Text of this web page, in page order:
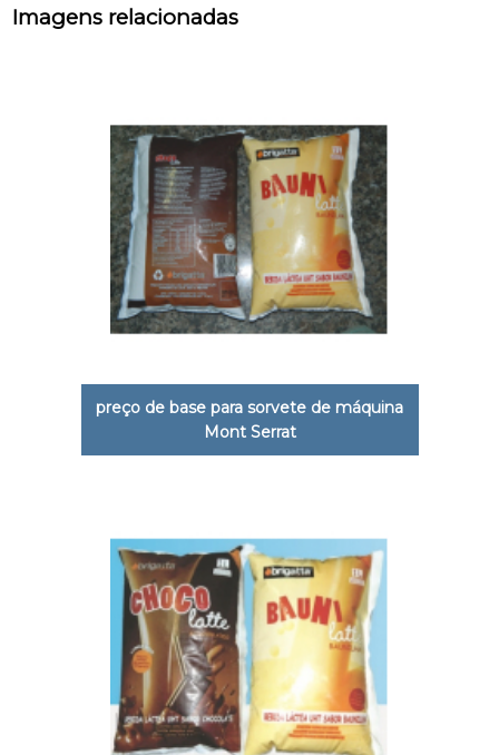
Imagens relacionadas
preço de base para sorvete de máquina
Mont Serrat